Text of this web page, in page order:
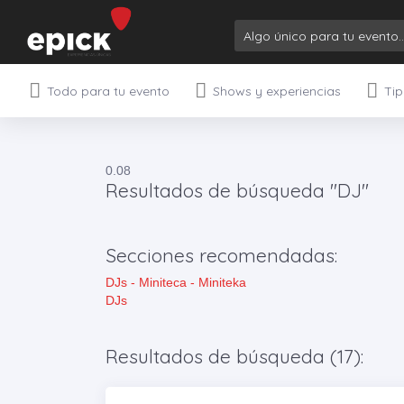
Todo para tu evento Shows y experiencias
0.08
Resultados de búsqueda "DJ"
Secciones recomendadas:
DJs - Miniteca - Miniteka
DJs
Resultados de búsqueda (17):